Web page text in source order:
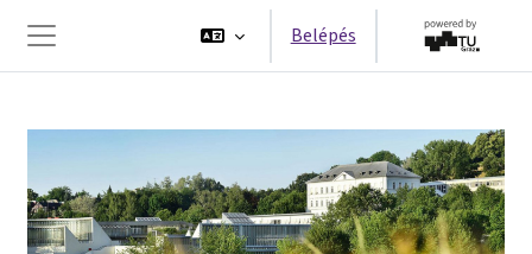
Oldalpanel
Belépés